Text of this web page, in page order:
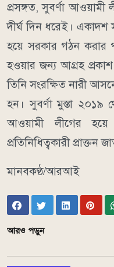
প্রসঙ্গত, সুবর্ণা আওয়ামী
দীর্ঘ দিন ধরেই। একাদশ
হয়ে সরকার গঠন করার
হওয়ার জন্য আগ্রহ
তিনি সংরক্ষিত নারী
হন। সুবর্ণা মুস্তা ২০১৯
আওয়ামী লীগের
প্রতিনিধিত্বকারী প্রাক্তন
মানবকণ্ঠ/আরআই
আরও পড়ুন